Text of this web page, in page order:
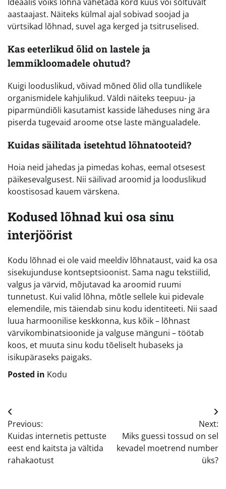
aastaajast. Näiteks külmal ajal sobivad soojad ja
vürtsikad lõhnad, suvel aga kerged ja tsitruselised.
Kas eeterlikud õlid on lastele ja
lemmikloomadele ohutud?
Kuigi looduslikud, võivad mõned õlid olla tundlikele
organismidele kahjulikud. Väldi näiteks teepuu- ja
piparmündiõli kasutamist kasside läheduses ning ära
piserda tugevaid aroome otse laste mängualadele.
Kuidas säilitada isetehtud lõhnatooteid?
Hoia neid jahedas ja pimedas kohas, eemal otsesest
päikesevalgusest. Nii säilivad aroomid ja looduslikud
koostisosad kauem värskena.
Kodused lõhnad kui osa sinu
interjöörist
Kodu lõhnad ei ole vaid meeldiv lõhnataust, vaid ka osa
sisekujunduse kontseptsioonist. Sama nagu tekstiilid,
valgus ja värvid, mõjutavad ka aroomid ruumi
tunnetust. Kui valid lõhna, mõtle sellele kui pidevale
elemendile, mis täiendab sinu kodu identiteeti. Nii saad
luua harmoonilise keskkonna, kus kõik – lõhnast
värvikombinatsioonide ja valguse mänguni – töötab
koos, et muuta sinu kodu tõeliselt hubaseks ja
isikupäraseks paigaks.
Posted in Kodu
Navigeerimine
Previous:
Kuidas internetis pettuste
eest end kaitsta ja vältida
rahakaotust
Next:
Miks guessi tossud on sel
kevadel moetrend number
üks?